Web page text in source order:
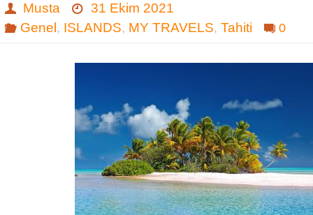
Musta
31 Ekim 2021
Genel , ISLANDS, MY TRAVELS, Tahiti 0